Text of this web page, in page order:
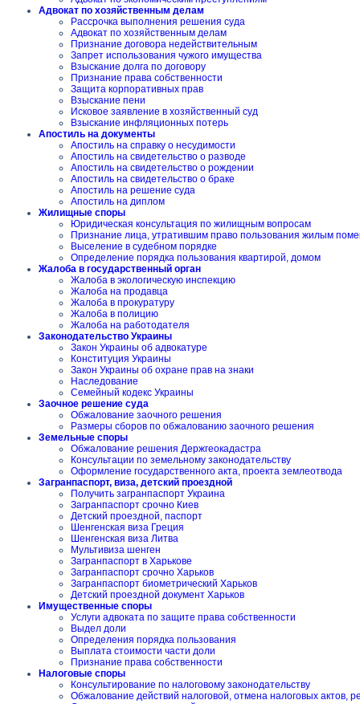
Адвокат по хозяйственным делам
Рассрочка выполнения решения суда
Адвокат по хозяйственным делам
Признание договора недействительным
Запрет использования чужого имущества
Взыскание долга по договору
Признание права собственности
Защита корпоративных прав
Взыскание пени
Исковое заявление в хозяйственный суд
Взыскание инфляционных потерь
Апостиль на документы
Апостиль на справку о несудимости
Апостиль на свидетельство о разводе
Апостиль на свидетельство о рождении
Апостиль на свидетельство о браке
Апостиль на решение суда
Апостиль на диплом
Жилищные споры
Юридическая консультация по жилищным вопросам
Признание лица, утратившим право пользования жилым
Выселение в судебном порядке
Определение порядка пользования квартирой, домом
Жалоба в государственный орган
Жалоба в экологическую инспекцию
Жалоба на продавца
Жалоба в прокуратуру
Жалоба в полицию
Жалоба на работодателя
Законодательство Украины
Закон Украины об адвокатуре
Конституция Украины
Закон Украины об охране прав на знаки
Наследование
Семейный кодекс Украины
Заочное решение суда
Обжалование заочного решения
Размеры сборов по обжалованию заочного решения
Земельные споры
Обжалование решения Держгеокадастра
Консультации по земельному законодательству
Оформление государственного акта, проекта землеотвода
Загранпаспорт, виза, детский проездной
Получить загранпаспорт Украина
Загранпаспорт срочно Киев
Детский проездной, паспорт
Шенгенская виза Греция
Шенгенская виза Литва
Мультивиза шенген
Загранпаспорт в Харькове
Загранпаспорт срочно Харьков
Загранпаспорт биометрический Харьков
Детский проездной документ Харьков
Имущественные споры
Услуги адвоката по защите права собственности
Выдел доли
Определения порядка пользования
Выплата стоимости части доли
Признание права собственности
Налоговые споры
Консультирование по налоговому законодательству
Обжалование действий налоговой, отмена налоговых актов,